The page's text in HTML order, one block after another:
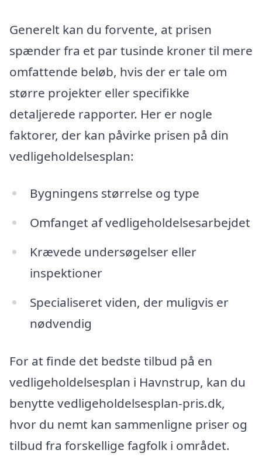
Generelt kan du forvente, at prisen
spænder fra et par tusinde kroner til mere
omfattende beløb, hvis der er tale om
større projekter eller specifikke
detaljerede rapporter. Her er nogle
faktorer, der kan påvirke prisen på din
vedligeholdelsesplan:
Bygningens størrelse og type
Omfanget af vedligeholdelsesarbejdet
Krævede undersøgelser eller
inspektioner
Specialiseret viden, der muligvis er
nødvendig
For at finde det bedste tilbud på en
vedligeholdelsesplan i Havnstrup, kan du
benytte vedligeholdelsesplan-pris.dk,
hvor du nemt kan sammenligne priser og
tilbud fra forskellige fagfolk i området.